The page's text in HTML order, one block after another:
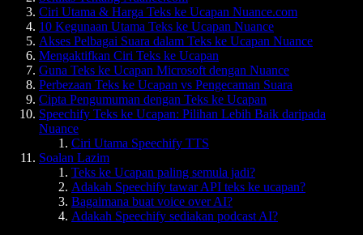
Ciri Utama & Harga Teks ke Ucapan Nuance.com
10 Kegunaan Utama Teks ke Ucapan Nuance
Akses Pelbagai Suara dalam Teks ke Ucapan Nuance
Mengaktifkan Ciri Teks ke Ucapan
Guna Teks ke Ucapan Microsoft dengan Nuance
Perbezaan Teks ke Ucapan vs Pengecaman Suara
Cipta Pengumuman dengan Teks ke Ucapan
Speechify Teks ke Ucapan: Pilihan Lebih Baik daripada
Nuance
Ciri Utama Speechify TTS
Soalan Lazim
Teks ke Ucapan paling semula jadi?
Adakah Speechify tawar API teks ke ucapan?
Bagaimana buat voice over AI?
Adakah Speechify sediakan podcast AI?